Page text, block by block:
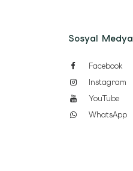
Sosyal Medya
Facebook
Instagram
YouTube
WhatsApp